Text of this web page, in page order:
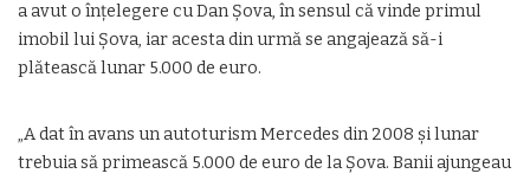
a avut o înţelegere cu Dan Şova, în sensul că vinde primul
imobil lui Şova, iar acesta din urmă se angajează să-i
plătească lunar 5.000 de euro.
„A dat în avans un autoturism Mercedes din 2008 şi lunar
trebuia să primească 5.000 de euro de la Şova. Banii ajungeau